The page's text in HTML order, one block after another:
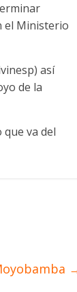
el Ministerio
así
de la
va del